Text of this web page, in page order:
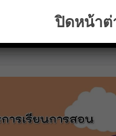
ไฟล์ PDF พร้อมเฉลยแบบฝึกหัดแน
นค่ะ สามารถดาวน์โหลดได้ที่ลิ้งค์
ปิดหน้าต่